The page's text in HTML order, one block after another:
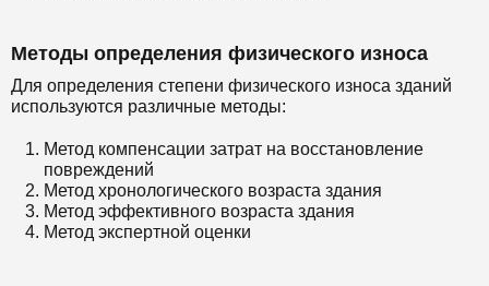
Методы определения физического износа
Для определения степени физического износа зданий
используются различные методы:
Метод компенсации затрат на восстановление
повреждений
Метод хронологического возраста здания
Метод эффективного возраста здания
Метод экспертной оценки